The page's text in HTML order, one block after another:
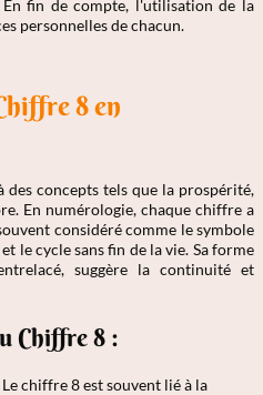
En fin de compte, l'utilisation de la
personnelles de chacun.
8 en
des concepts tels que la prospérité,
En numérologie, chaque chiffre a
considéré comme le symbole
le cycle sans fin de la vie. Sa forme
suggère la continuité et
Chiffre 8 :
Le chiffre 8 est souvent lié à la